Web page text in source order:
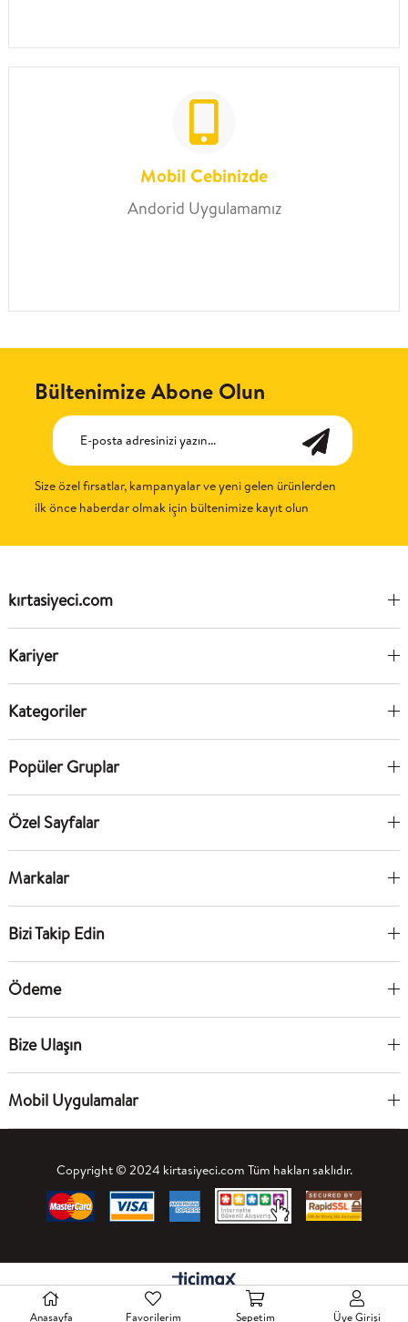
Mobil Cebinizde
Andorid Uygulamamız
Bültenimize Abone Olun
Size özel fırsatlar, kampanyalar ve yeni gelen ürünlerden
ilk önce haberdar olmak için bültenimize kayıt olun
kırtasiyeci.com
Kariyer
Kategoriler
Popüler Gruplar
Özel Sayfalar
Markalar
Bizi Takip Edin
Ödeme
Bize Ulaşın
Mobil Uygulamalar
Copyright © 2024 kirtasiyeci.com Tüm hakları saklıdır.
Anasayfa Favorilerim Sepetim Üye Girişi